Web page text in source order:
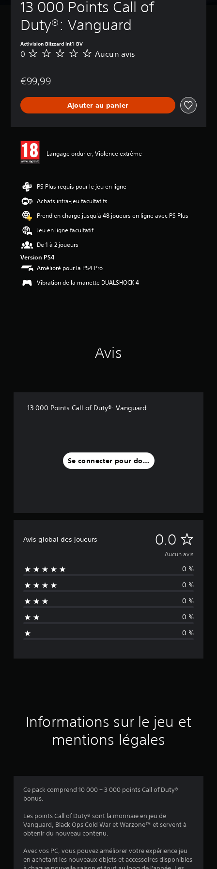
13 000 Points Call of
Duty®: Vanguard
Activision Blizzard Int'l BV
A
u
a
v
0 Aucun avis
€99,99
Ajouter au panier
Langage ordurier, Violence extrême
PS Plus requis pour le jeu en ligne
Achats intra-jeu facultatifs
Prend en charge jusqu'à 48 joueurs en ligne avec PS Plus
Jeu en ligne facultatif
De 1 à 2 joueurs
Version PS4
Amélioré pour la PS4 Pro
Vibration de la manette DUALSHOCK 4
Avis
13 000 Points Call of Duty®: Vanguard
Se connecter pour donner un avis
Avis global des joueurs 0.0 A
u
c
u
n
a
i
Aucun avis
0 %
0 %
0 %
0 %
0 %
Informations sur le jeu et
mentions légales
Ce pack comprend 10 000 + 3 000 points Call of Duty®
bonus.
Les points Call of Duty® sont la monnaie en jeu de
Vanguard, Black Ops Cold War et Warzone™ et servent à
obtenir du nouveau contenu.
Avec vos PC, vous pouvez améliorer votre expérience jeu
en achetant les nouveaux objets et accessoires disponibles